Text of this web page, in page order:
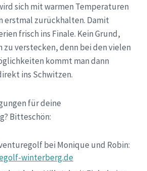
sich mit warmen Temperaturen
erstmal zurückhalten. Damit
frisch ins Finale. Kein Grund,
zu verstecken, denn bei den vielen
kommt man dann
ins Schwitzen.
für deine
Bitteschön:
bei Monique und Robin:
winterberg.de